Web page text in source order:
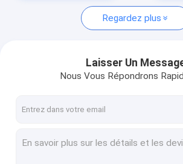
Regardez plus
Laisser Un
Nous Vous Répondrons